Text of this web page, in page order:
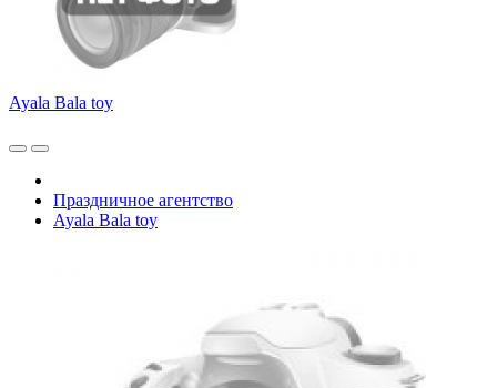
Ayala Bala toy
Праздничное агентство
Ayala Bala toy